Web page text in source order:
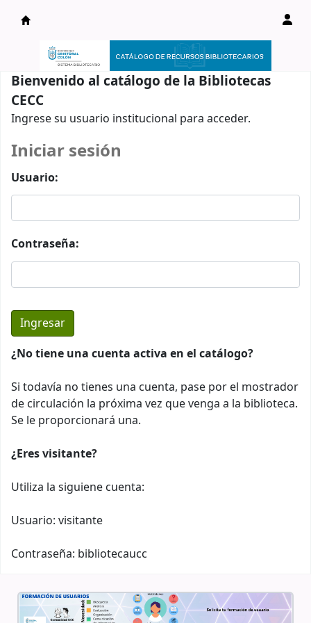
Catálogo en línea
Bienvenido al catálogo de la Bibliotecas
CECC
Ingrese su usuario institucional para acceder.
Iniciar sesión
Usuario:
Contraseña:
¿No tiene una cuenta activa en el catálogo?
Si todavía no tienes una cuenta, pase por el mostrador
de circulación la próxima vez que venga a la biblioteca.
Se le proporcionará una.
¿Eres visitante?
Utiliza la siguiene cuenta:
Usuario: visitante
Contraseña: bibliotecaucc